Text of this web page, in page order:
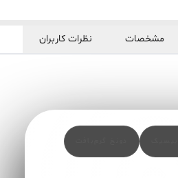
مشخصات نظرات کاربران